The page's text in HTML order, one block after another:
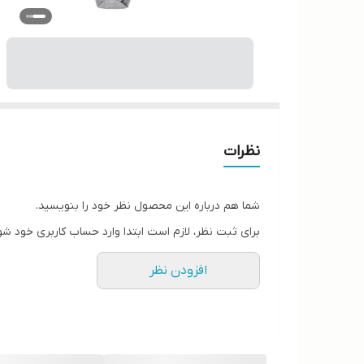
نظرات
شما هم درباره این محصول نظر خود را بنویسید.
برای ثبت نظر، لازم است ابتدا وارد حساب کاربری خود
افزودن نظر